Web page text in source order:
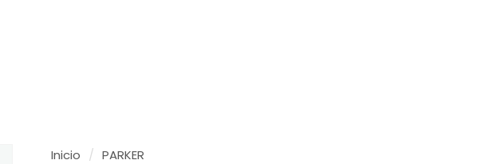
Inicio / PARKER